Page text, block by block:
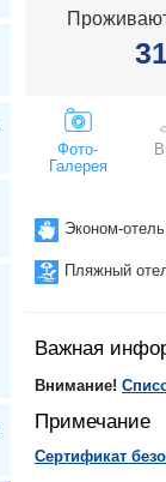
Стамбул
Стамбул
Стамбул
Стамбул
Стамбул
Стамбул
Султанахмет)
Стамбул
Стамбул
Турунч
Фото-
Галерея
Эконом-отель
Пляжный
Важная
Внимание!
Примечание
Сертификат